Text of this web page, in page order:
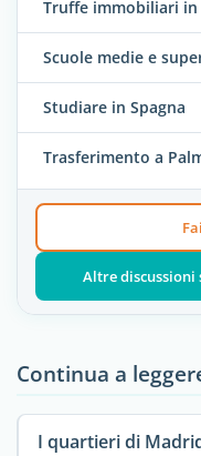
Truffe immobiliari in
Scuole medie e
Studiare in Spagna
Trasferimento a
Altre discussioni
Continua a
I quartieri di